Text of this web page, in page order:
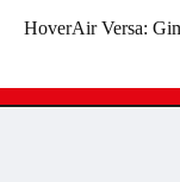
HoverAir Versa: